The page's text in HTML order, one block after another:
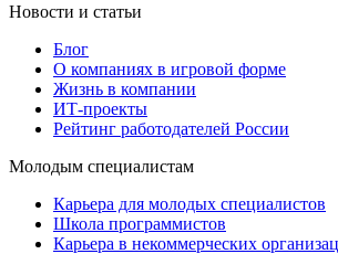
Новости и статьи
Блог
О компаниях в игровой форме
Жизнь в компании
ИТ-проекты
Рейтинг работодателей России
Молодым специалистам
Карьера для молодых специалистов
Школа программистов
Карьера в некоммерческих